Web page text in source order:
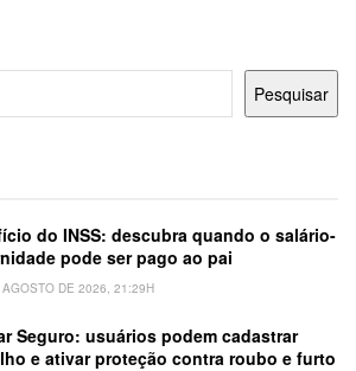
Pesquisar
do INSS: descubra quando o salário-
pode ser pago ao pai
DE 2026, 21:29H
Seguro: usuários podem cadastrar
e ativar proteção contra roubo e furto